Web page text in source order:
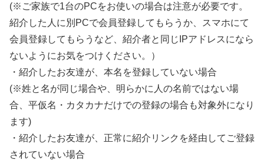
(※ご家族で1台のPCをお使いの場合は注意が必要です。
紹介した人に別PCで会員登録してもらうか、スマホにて
会員登録してもらうなど、紹介者と同じIPアドレスになら
ないようにお気をつけください。）
・紹介したお友達が、本名を登録していない場合
(※姓と名が同じ場合や、明らかに人の名前ではない場
合、平仮名・カタカナだけでの登録の場合も対象外になり
ます)
・紹介したお友達が、正常に紹介リンクを経由してご登録
されていない場合